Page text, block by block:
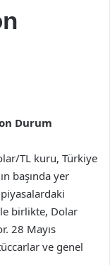
Durum
TL kuru, Türkiye
başında yer
birlikte, Dolar
28 Mayıs
ve genel